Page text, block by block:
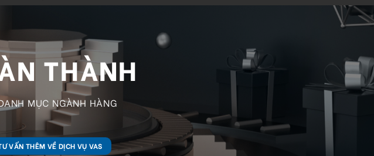
THÀNH
MỤC NGÀNH HÀNG
VẤN THÊM VỀ DỊCH VỤ VAS